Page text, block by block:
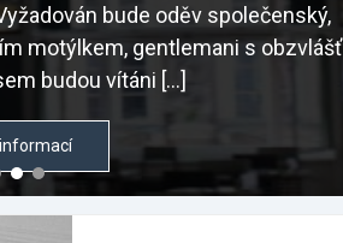
bude oděv společenský,
motýlkem, gentlemani s obzvlášť
budou vítáni […]